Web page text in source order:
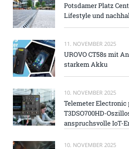
Potsdamer Platz
Lifestyle und
11. NOVEMBER 2025
UROVO CT58s mit
starkem Akku
10. NOVEMBER 2025
Telemeter
T3DSO700HD-
anspruchsvolle IoT-
10. NOVEMBER 2025